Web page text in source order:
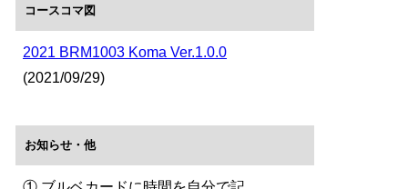
コースコマ図
2021 BRM1003 Koma Ver.1.0.0
(2021/09/29)
お知らせ・他